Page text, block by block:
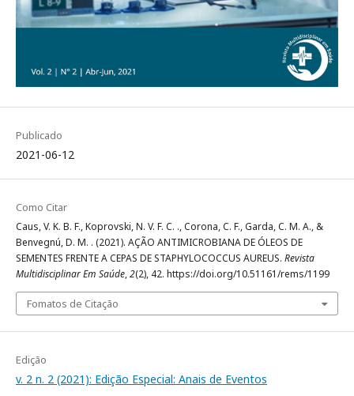
Publicado
2021-06-12
Como Citar
Caus, V. K. B. F., Koprovski, N. V. F. C. ., Corona, C. F., Garda, C. M. A., &
Benvegnú, D. M. . (2021). AÇÃO ANTIMICROBIANA DE ÓLEOS DE
SEMENTES FRENTE A CEPAS DE STAPHYLOCOCCUS AUREUS. Revista
Multidisciplinar Em Saúde,2(2), 42. https://doi.org/10.51161/rems/1199
Fomatos de Citação
Edição
v. 2 n. 2 (2021): Edição Especial: Anais de Eventos